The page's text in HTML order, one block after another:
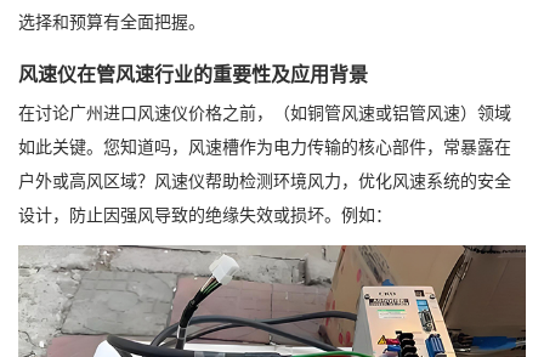
选择和预算有全面把握。
风速仪在管风速行业的重要性及应用背景
在讨论广州进口风速仪价格之前，（如铜管风速或铝管风速）领域
如此关键。您知道吗，风速槽作为电力传输的核心部件，常暴露在
户外或高风区域？风速仪帮助检测环境风力，优化风速系统的安全
设计，防止因强风导致的绝缘失效或损坏。例如：